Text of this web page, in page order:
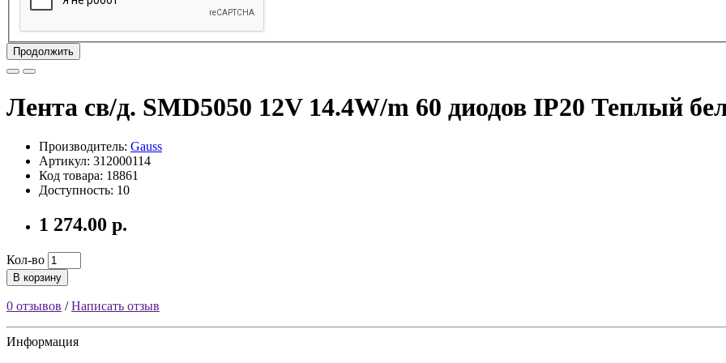
Продолжить
Лента св/д. SMD5050 12V 14.4W/m 60 диодов IP20 Теплый
Производитель: Gauss
Артикул: 312000114
Код товара: 18861
Доступность: 10
1 274.00 р.
Кол-во
В корзину
0 отзывов /Написать отзыв
Информация